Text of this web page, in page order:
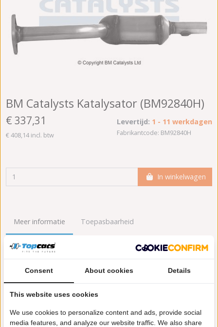
BM Catalysts Katalysator (BM92840H)
€ 337,31
€ 408,14 incl. btw
Levertijd: 1 - 11 werkdagen
Fabrikantcode: BM92840H
In winkelwagen
Meer informatie Toepasbaarheid
Origineel nummers
Garantie:2 jaar garantie
Materiaal:Keramiek
Enkel in combinatie met:FK92840
Product in orde:
Controleteken:E9-103R
Consent About cookies Details
This website uses cookies
We use cookies to personalize content and ads, provide social
media features, and analyze our website traffic. We also share